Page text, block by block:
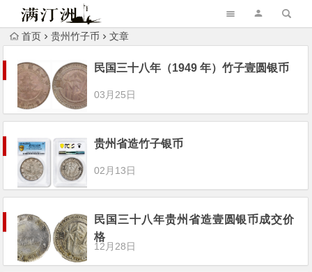
首页 贵州竹子币 文章
民国三十八年（1949 年）竹子壹圆银币
03月25日
贵州省造竹子银币
02月13日
民国三十八年贵州省造壹圆银币成交价
格
12月28日